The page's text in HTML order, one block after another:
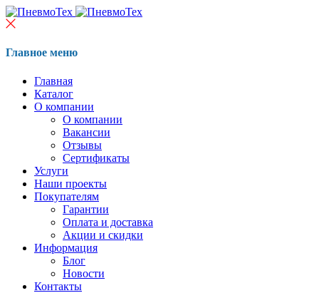
Главное меню
Главная
Каталог
О компании
О компании
Вакансии
Отзывы
Сертификаты
Услуги
Наши проекты
Покупателям
Гарантии
Оплата и доставка
Акции и скидки
Информация
Блог
Новости
Контакты